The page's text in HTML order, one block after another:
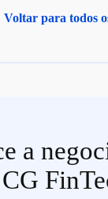
Voltar para todos
a
CG